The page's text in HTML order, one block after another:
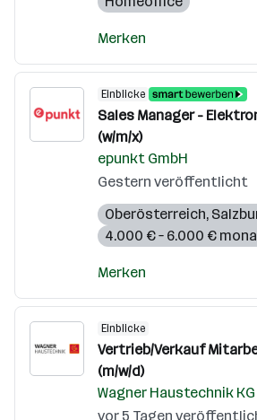
Merken
Einblicke
Sales Manager -
(w/m/x)
epunkt GmbH
Gestern veröffentlicht
Oberösterreich,
4.000 € – 6.000 €
Merken
Einblicke
Vertrieb/Verkauf
(m/w/d)
Wagner Haustechnik KG
vor 5 Tagen